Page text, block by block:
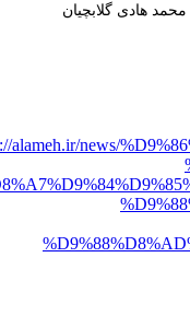
گلابچیان
https://alameh.ir/news/